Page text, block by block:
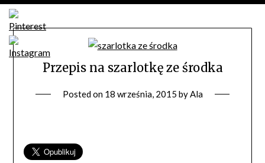
Przepis na szarlotkę ze środka
Posted on 18 września, 2015 byAla